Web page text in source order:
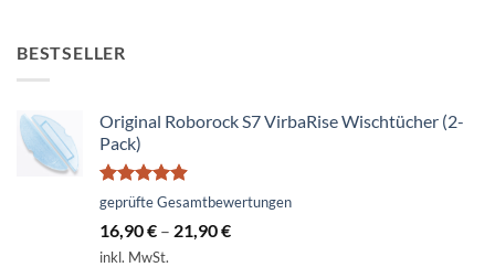
BESTSELLER
Original Roborock S7 VirbaRise Wischtücher (2-
Pack)
Bewertet
mit
von 5
geprüfte Gesamtbewertungen
16,90€ – 21,90€
inkl. MwSt.